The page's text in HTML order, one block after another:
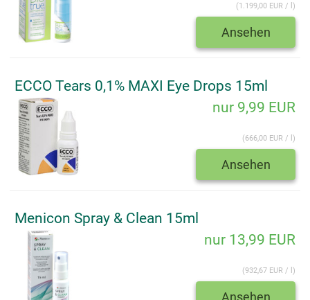
(1.199,00 EUR / l)
Ansehen
ECCO Tears 0,1% MAXI Eye Drops 15ml
nur 9,99 EUR
(666,00 EUR / l)
Ansehen
Menicon Spray & Clean 15ml
nur 13,99 EUR
(932,67 EUR / l)
Ansehen